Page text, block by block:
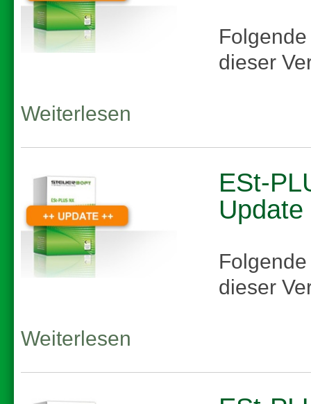
dieser
Weiterlesen
ESt-
dieser
Weiterlesen